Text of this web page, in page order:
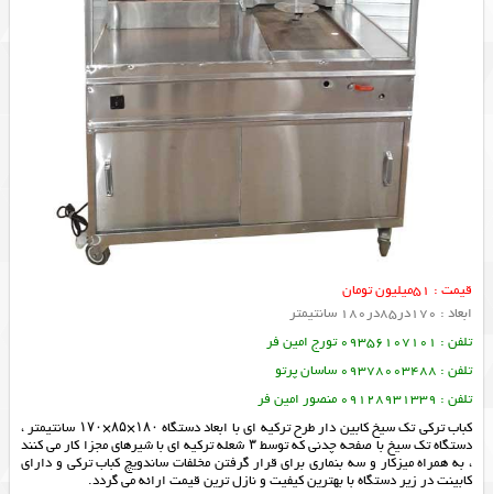
قیمت : 51میلیون تومان
ابعاد : 170در85در180 سانتیمتر
تلفن : 09356107101 تورج امین فر
تلفن : 09378003488 ساسان پرتو
تلفن : 09128931339 منصور امین فر
کباب ترکی تک سیخ کابین دار طرح ترکیه ای با ابعاد دستگاه ۱۸۰×۸۵×۱۷۰ سانتیمتر ،
دستگاه تک سیخ با صفحه چدنی که توسط ۳ شعله ترکیه ای با شیرهای مجزا کار می کنند
، به همراه میزکار و سه بنماری برای قرار گرفتن مخلفات ساندویچ کباب ترکی و دارای
کابینت در زیر دستگاه با بهترین کیفیت و نازل ترین قیمت ارائه می گردد.